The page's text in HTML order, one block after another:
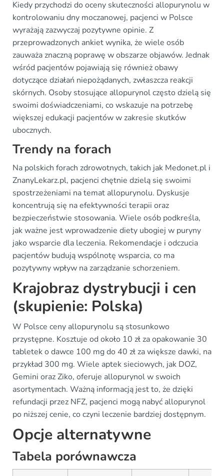
Kiedy przychodzi do oceny skuteczności allopurynolu w
kontrolowaniu dny moczanowej, pacjenci w Polsce
wyrażają zazwyczaj pozytywne opinie. Z
przeprowadzonych ankiet wynika, że wiele osób
zauważa znaczną poprawę w obszarze objawów. Jednak
wśród pacjentów pojawiają się również obawy
dotyczące działań niepożądanych, zwłaszcza reakcji
skórnych. Osoby stosujące allopurynol często dzielą się
swoimi doświadczeniami, co wskazuje na potrzebę
większej edukacji pacjentów w zakresie skutków
ubocznych.
Trendy na forach
Na polskich forach zdrowotnych, takich jak Medonet.pl i
ZnanyLekarz.pl, pacjenci chętnie dzielą się swoimi
spostrzeżeniami na temat allopurynolu. Dyskusje
koncentrują się na efektywności terapii oraz
bezpieczeństwie stosowania. Wiele osób podkreśla,
jak ważne jest wprowadzenie diety ubogiej w puryny
jako wsparcie dla leczenia. Rekomendacje i odczucia
pacjentów budują wspólnotę wsparcia, co ma
pozytywny wpływ na zarządzanie schorzeniem.
Krajobraz dystrybucji i cen
(skupienie: Polska)
W Polsce ceny allopurynolu są stosunkowo
przystępne. Kosztuje od około 10 zł za opakowanie 30
tabletek o dawce 100 mg do 40 zł za większe dawki, na
przykład 300 mg. Wiele aptek sieciowych, jak DOZ,
Gemini oraz Ziko, oferuje allopurynol w swoich
asortymentach. Ważną informacją jest to, że dzięki
refundacji przez NFZ, pacjenci mogą nabyć allopurynol
po niższej cenie, co czyni leczenie bardziej dostępnym.
Opcje alternatywne
Tabela porównawcza